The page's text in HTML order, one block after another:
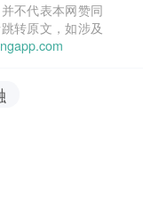
不代表本网赞同
转原文，如涉及